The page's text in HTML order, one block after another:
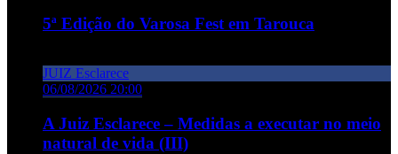
5ª Edição do Varosa Fest em Tarouca
JUIZ Esclarece
06/08/2026 20:00
A Juiz Esclarece – Medidas a executar no meio
natural de vida (III)